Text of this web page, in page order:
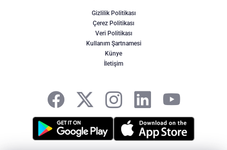
Gizlilik Politikası
Çerez Politikası
Veri Politikası
Kullanım Şartnamesi
Künye
İletişim